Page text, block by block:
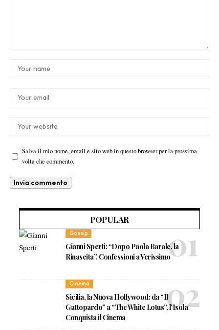
Salva il mio nome, email e sito web in questo browser per la prossima
volta che commento.
POPULAR
Gossip
Gianni Sperti: “Dopo Paola Barale, la
Rinascita”. Confessioni a Verissimo
Cinema
Sicilia, la Nuova Hollywood: da “Il
Gattopardo” a “The White Lotus”, l’Isola
Conquista il Cinema